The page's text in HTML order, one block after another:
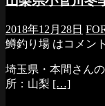
2018年12月28日
鱒釣り場 はコメン
埼玉県・本間さん
所：山梨 […]